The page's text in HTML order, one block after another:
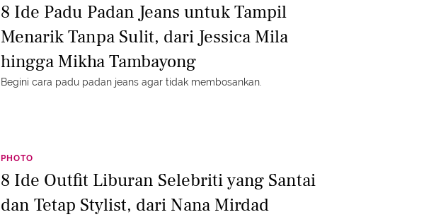
8 Ide Padu Padan Jeans untuk Tampil
Menarik Tanpa Sulit, dari Jessica Mila
hingga Mikha Tambayong
Begini cara padu padan jeans agar tidak membosankan.
PHOTO
8 Ide Outfit Liburan Selebriti yang Santai
dan Tetap Stylist, dari Nana Mirdad